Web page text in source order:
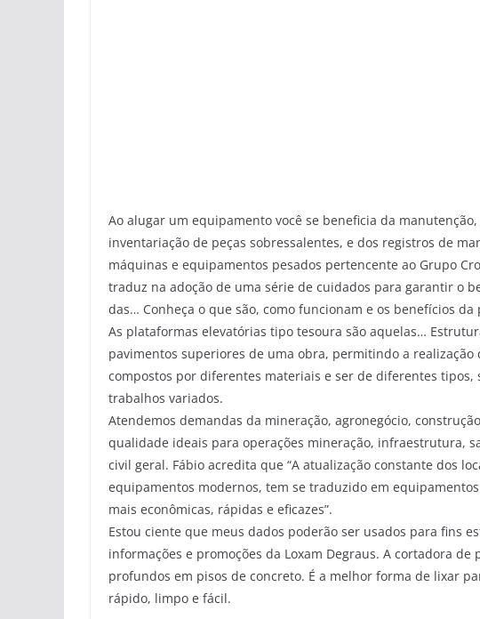
Ao alugar um equipamento você se beneficia da
inventariação de peças sobressalentes, e dos registros de
máquinas e equipamentos pesados pertencente ao Grupo
traduz na adoção de uma série de cuidados para garantir o
das… Conheça o que são, como funcionam e os benefícios
As plataformas elevatórias tipo tesoura são aquelas…
pavimentos superiores de uma obra, permitindo a realização
compostos por diferentes materiais e ser de diferentes
trabalhos variados.
Atendemos demandas da mineração, agronegócio,
qualidade ideais para operações mineração, infraestrutura,
civil geral. Fábio acredita que “A atualização constante dos
equipamentos modernos, tem se traduzido em
mais econômicas, rápidas e eficazes”.
Estou ciente que meus dados poderão ser usados para fins
informações e promoções da Loxam Degraus. A cortadora
profundos em pisos de concreto. É a melhor forma de lixar
rápido, limpo e fácil.